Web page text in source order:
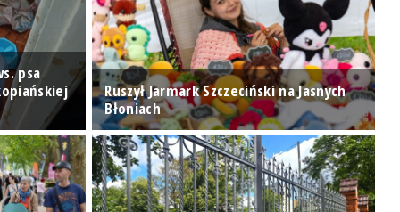
psa
Ruszył Jarmark Szczeciński na Jasnych
Błoniach